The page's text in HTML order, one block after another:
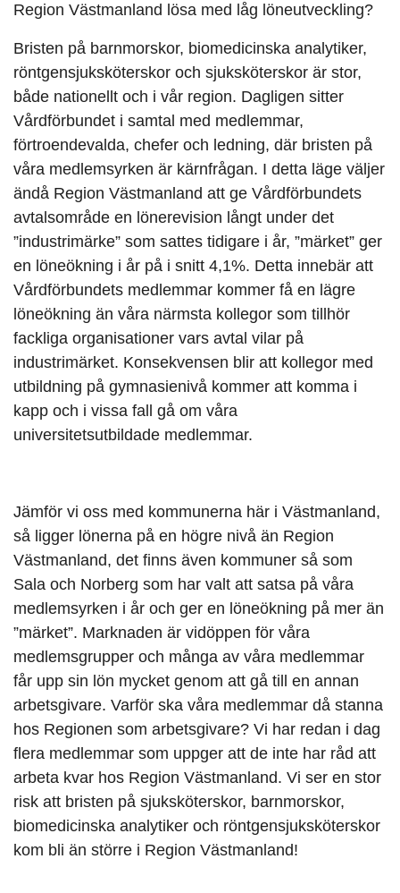
Region Västmanland lösa med låg löneutveckling?
Bristen på barnmorskor, biomedicinska analytiker,
röntgensjuksköterskor och sjuksköterskor är stor,
både nationellt och i vår region. Dagligen sitter
Vårdförbundet i samtal med medlemmar,
förtroendevalda, chefer och ledning, där bristen på
våra medlemsyrken är kärnfrågan. I detta läge väljer
ändå Region Västmanland att ge Vårdförbundets
avtalsområde en lönerevision långt under det
”industrimärke” som sattes tidigare i år, ”märket” ger
en löneökning i år på i snitt 4,1%. Detta innebär att
Vårdförbundets medlemmar kommer få en lägre
löneökning än våra närmsta kollegor som tillhör
fackliga organisationer vars avtal vilar på
industrimärket. Konsekvensen blir att kollegor med
utbildning på gymnasienivå kommer att komma i
kapp och i vissa fall gå om våra
universitetsutbildade medlemmar.
Jämför vi oss med kommunerna här i Västmanland,
så ligger lönerna på en högre nivå än Region
Västmanland, det finns även kommuner så som
Sala och Norberg som har valt att satsa på våra
medlemsyrken i år och ger en löneökning på mer än
”märket”. Marknaden är vidöppen för våra
medlemsgrupper och många av våra medlemmar
får upp sin lön mycket genom att gå till en annan
arbetsgivare. Varför ska våra medlemmar då stanna
hos Regionen som arbetsgivare? Vi har redan i dag
flera medlemmar som uppger att de inte har råd att
arbeta kvar hos Region Västmanland. Vi ser en stor
risk att bristen på sjuksköterskor, barnmorskor,
biomedicinska analytiker och röntgensjuksköterskor
kom bli än större i Region Västmanland!